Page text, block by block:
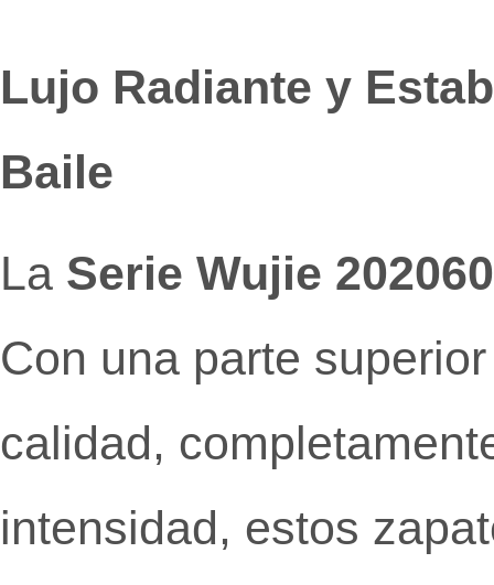
Lujo Radiante y
Baile
La Serie Wujie 202060
Con una parte
calidad,
intensidad, estos